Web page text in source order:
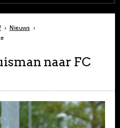
› Nieuws ›
naar FC